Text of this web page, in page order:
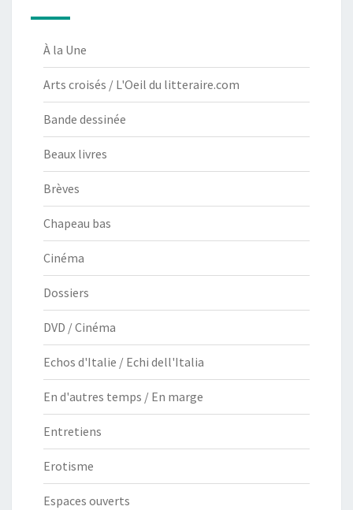
À la Une
Arts croisés / L'Oeil du litteraire.com
Bande dessinée
Beaux livres
Brèves
Chapeau bas
Cinéma
Dossiers
DVD / Cinéma
Echos d'Italie / Echi dell'Italia
En d'autres temps / En marge
Entretiens
Erotisme
Espaces ouverts